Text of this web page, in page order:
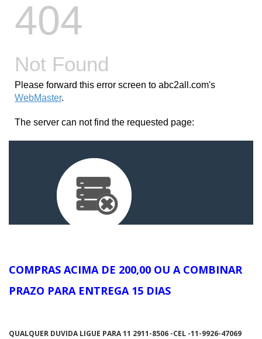
COMPRAS ACIMA DE 200,00 OU A COMBINAR
PRAZO PARA ENTREGA 15 DIAS
QUALQUER DUVIDA LIGUE PARA 11 2911-8506 -CEL -11-9926-47069